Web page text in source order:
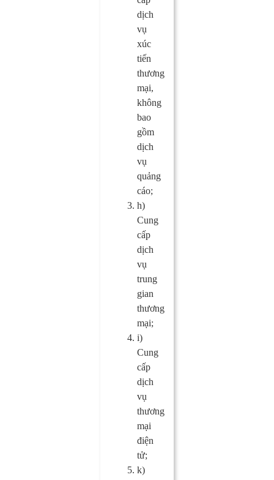
dịch
vụ
xúc
tiến
thương
mại,
không
bao
gồm
dịch
vụ
quảng
cáo;
h)
Cung
cấp
dịch
vụ
trung
gian
thương
mại;
i)
Cung
cấp
dịch
vụ
thương
mại
điện
tử;
k)